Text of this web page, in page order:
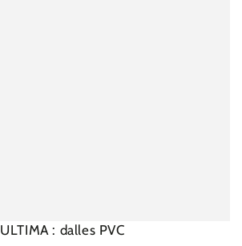
ULTIMA : dalles PVC